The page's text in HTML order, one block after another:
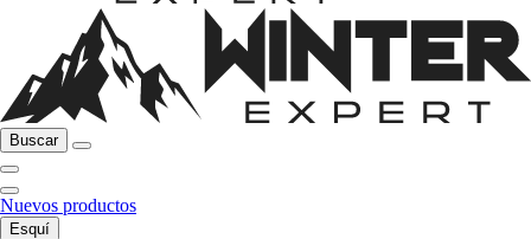
Buscar
Nuevos productos
Esquí